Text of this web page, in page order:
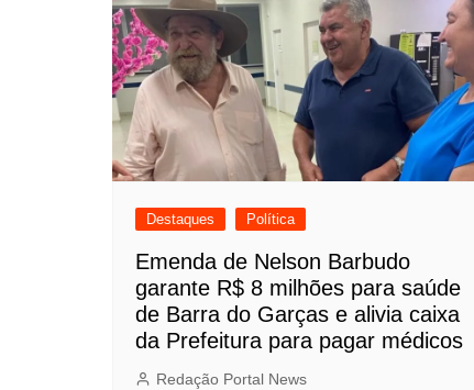
Destaques Política
Emenda de Nelson Barbudo
garante R$ 8 milhões para saúde
de Barra do Garças e alivia caixa
da Prefeitura para pagar médicos
Redação Portal News